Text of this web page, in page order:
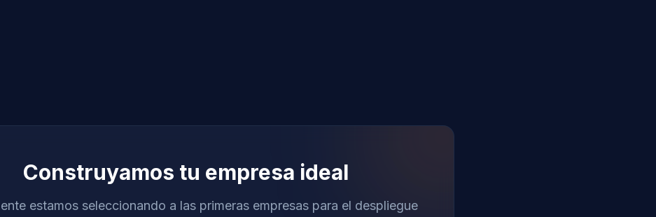
Construyamos tu empresa ideal
estamos seleccionando a las primeras empresas para el despliegue